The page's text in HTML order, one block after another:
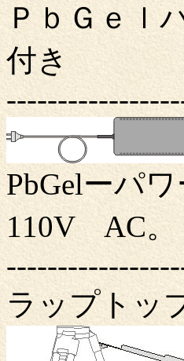
ＰｂＧｅｌ
付き
PbGelーパ
110V AC。
ラップトッ